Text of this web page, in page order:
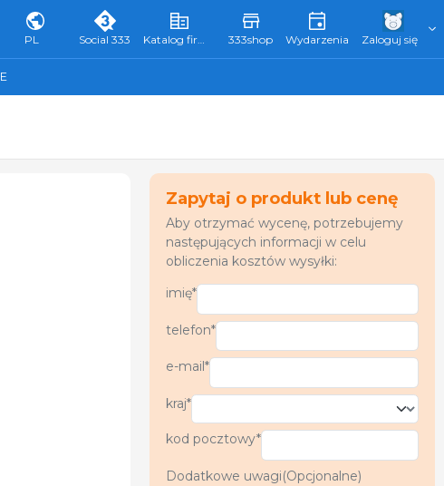
PL Social 333 Katalog firm 333 333shop Wydarzenia Zaloguj się
Zapytaj o produkt lub cenę
Aby otrzymać wycenę, potrzebujemy
następujących informacji w celu
obliczenia kosztów wysyłki:
imię*
telefon*
e-mail*
kraj*
kod pocztowy*
Dodatkowe uwagi(Opcjonalne)